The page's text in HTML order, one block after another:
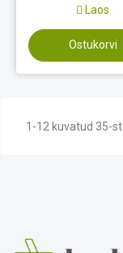
Laos
Ostukorvi
1-12 kuvatud 35-st